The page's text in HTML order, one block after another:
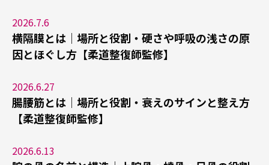
2026.7.6
横隔膜とは｜場所と役割・硬さや呼吸の浅さの原
因とほぐし方【柔道整復師監修】
2026.6.27
腸腰筋とは｜場所と役割・衰えのサインと整え方
【柔道整復師監修】
2026.6.13